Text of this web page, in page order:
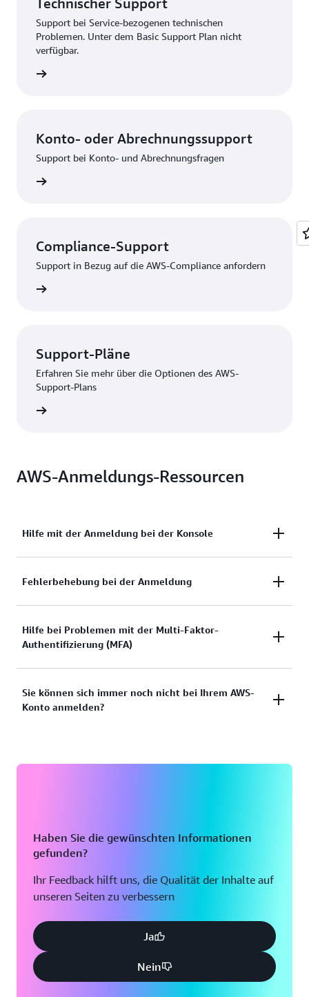
Support bei Service-bezogenen technischen
Problemen. Unter dem Basic Support Plan nicht
verfügbar.
Konto- oder Abrechnungssupport
Support bei Konto- und Abrechnungsfragen
Compliance-Support
Support in Bezug auf die AWS-Compliance anfordern
Support-Pläne
Erfahren Sie mehr über die Optionen des AWS-
Support-Plans
AWS-Anmeldungs-Ressourcen
Hilfe mit der Anmeldung bei der Konsole
Benötigen Sie Hilfe mit der Anmeldung bei der
Dokumentation anzeigen
Fehlerbehebung bei der Anmeldung
Sie haben versucht, sich anzumelden, aber die
Anmeldeinformationen haben nicht funktioniert?
Root-Benutzerkonto?
Hilfe bei Problemen mit der Multi-Faktor-
Authentifizierung (MFA)
Verlorenes oder unbrauchbares Multi-Faktor-
Authentifizierungs-Gerät (MFA)
Sie können sich immer noch nicht bei Ihrem AWS-
Konto anmelden?
Haben Sie die gewünschten Informationen
gefunden?
Ihr Feedback hilft uns, die Qualität der Inhalte auf
unseren Seiten zu verbessern
Ja
Nein